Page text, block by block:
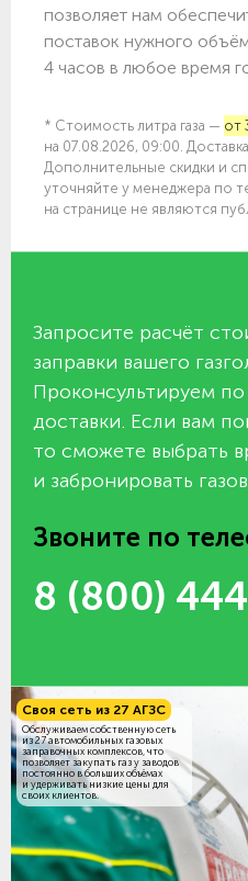
позволяет нам
поставок нужного
4 часов в любое время
* Стоимость литра газа — от
на 07.08.2026, 09:00.
Дополнительные скидки и
уточняйте у менеджера по
на странице не являются
Запросите расчёт
заправки вашего
Проконсультируем
доставки. Если вам
то сможете выбрать
и забронировать
Звоните по
8 (800)
Своя сеть из 27 АГЗС
Обслуживаем собственную сеть
из 27 автомобильных газовых
заправочных комплексов, что
позволяет закупать газ у заводов
постоянно в больших объёмах
и удерживать низкие цены для
своих клиентов.